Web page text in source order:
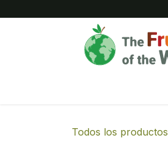
Todos los productos